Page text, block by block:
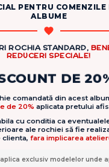
PENTRU COMENZILE
ALBUME
ROCHIA STANDARD,
REDUCERI SPECIALE!
DE
comandată din acest
de 20% aplicata pretului
cu conditia ca
ale rochiei să fie
clienta,fara implicarea
exclusiv modelelor unde